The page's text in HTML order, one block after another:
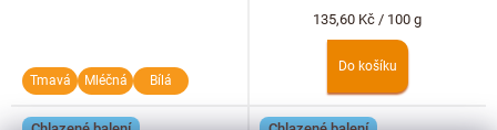
Tmavá Mléčná Bílá
Měrná
cena:
135,60 Kč / 100 g
Do košíku